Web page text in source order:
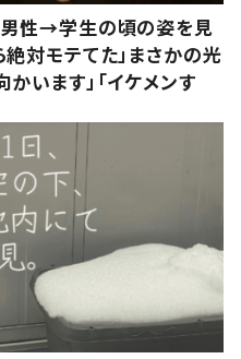
性→学生の頃の姿を見
対モテてた」まさかの光
います」「イケメンす